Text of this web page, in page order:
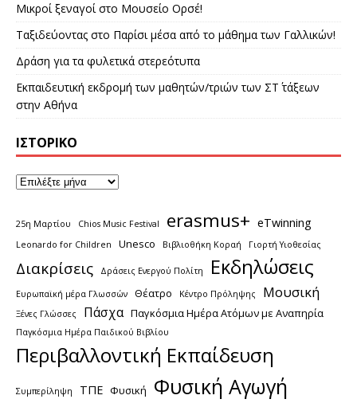
Μικροί ξεναγοί στο Μουσείο Ορσέ!
Ταξιδεύοντας στο Παρίσι μέσα από το μάθημα των Γαλλικών!
Δράση για τα φυλετικά στερεότυπα
Εκπαιδευτική εκδρομή των μαθητών/τριών των ΣΤ΄ τάξεων
στην Αθήνα
ΙΣΤΟΡΙΚΌ
25η Μαρτίου Chios Music Festival erasmus+ eTwinning
Leonardo for Children Unesco Βιβλιοθήκη Κοραή Γιορτή Υιοθεσίας
Διακρίσεις Δράσεις Ενεργού Πολίτη Εκδηλώσεις
Ευρωπαϊκή μέρα Γλωσσών Θέατρο Κέντρο Πρόληψης Μουσική
Ξένες Γλώσσες Πάσχα Παγκόσμια Ημέρα Ατόμων με Αναπηρία
Παγκόσμια Ημέρα Παιδικού Βιβλίου
Περιβαλλοντική Εκπαίδευση
Συμπερίληψη ΤΠΕ Φυσική Φυσική Αγωγή